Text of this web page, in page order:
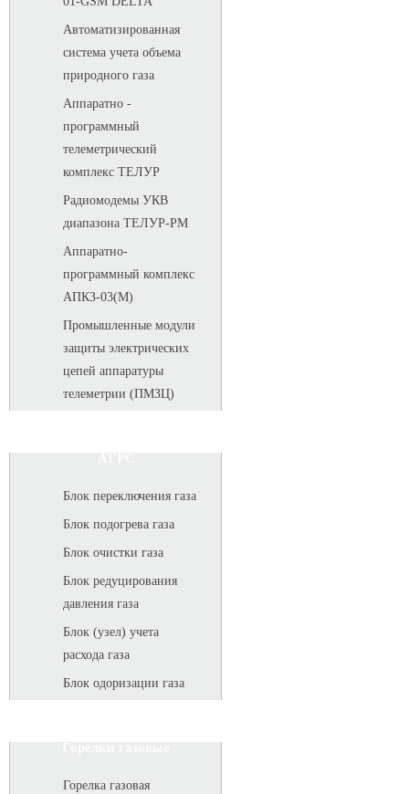
Автоматизированная
система учета объема
природного газа
Аппаратно -
программный
телеметрический
комплекс ТЕЛУР
Радиомодемы УКВ
диапазона ТЕЛУР-РМ
Аппаратно-
программный комплекс
АПКЗ-03(М)
Промышленные модули
защиты электрических
цепей аппаратуры
телеметрии (ПМЗЦ)
Блок переключения газа
Блок подогрева газа
Блок очистки газа
Блок редуцирования
давления газа
Блок (узел) учета
расхода газа
Блок одоризации газа
Горелка газовая